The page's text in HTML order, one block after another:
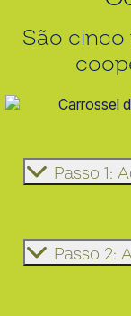
São cinco
Passo 1:
Passo 2: